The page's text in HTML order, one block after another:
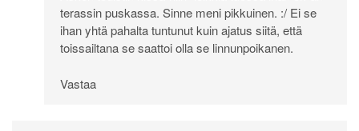
terassin puskassa. Sinne meni pikkuinen. :/ Ei se
ihan yhtä pahalta tuntunut kuin ajatus siitä, että
toissailtana se saattoi olla se linnunpoikanen.
Vastaa